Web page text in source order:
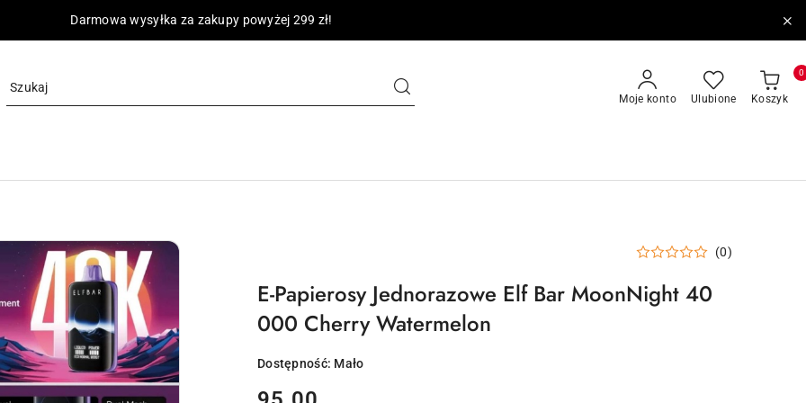
Darmowa wysyłka za zakupy powyżej 299 zł!
Moje konto Ulubione Koszyk
0
(0)
E-Papierosy Jednorazowe Elf Bar MoonNight 40
000 Cherry Watermelon
Dostępność: Mało